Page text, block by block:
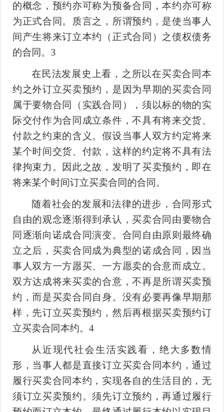
的概念，预约亦可称为预备合同，本约亦可称
为正式合同。质言之，所谓预约，是使当事人
间产生将来订立本约（正式合同）之债权债务
的合同。3
在民法发展史上看，之所以在买卖合同本
约之外订立买卖预约，是因为早期的买卖合同
属于要物合同（实践合同），须以标的物的实
际交付作为合同成立条件，不具有将来交货、
付款之约束的含义。假设当事人双方约定将来
某个时间交货、付款，这样的约定将不具有法
律拘束力。因此之故，发明了买卖预约，即在
将来某个时间订立买卖合同的合同。
随着社会的发展和法律的进步，合同形式
自由的观念逐渐得到承认，买卖合同由要物合
同逐渐向诺成合同演变。合同自由原则最终确
立之后，买卖合同成为典型的诺成合同，因当
事人双方一方愿买、一方愿卖的合意而成立。
双方达成将来买卖的合意，不再是所谓买卖预
约，而是买卖合同自身。没有必要再像早期那
样，先订立买卖预约，然后再根据买卖预约订
立买卖合同本约。4
从近现代社会生活实践看，绝大多数情
形，当事人都是直接订立买卖合同本约，通过
履行买卖合同本约，实现各自的生活目的，无
须订立买卖预约。须先订立预约，再通过履行